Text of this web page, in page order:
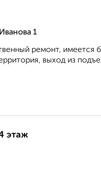
1
peмoнт,
выход из
этаж